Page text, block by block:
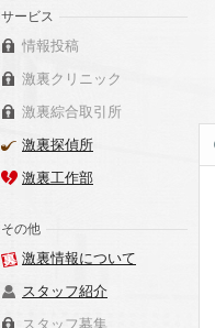
サービス
情報投稿
激裏クリニック
激裏綜合取引所
激裏探偵所
激裏工作部
その他
激裏情報について
スタッフ紹介
スタッフ募集